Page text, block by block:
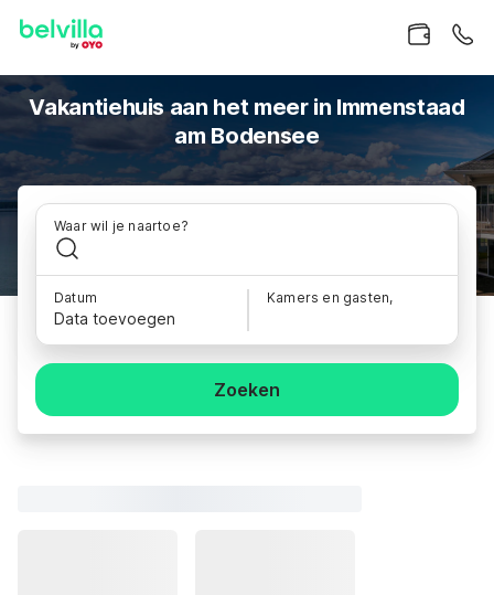
Vakantiehuis aan het meer in Immenstaad
am Bodensee
Waar wil je naartoe?
Datum
Data toevoegen
Kamers en gasten,
Zoeken